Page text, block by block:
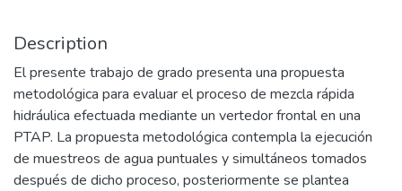
Description
El presente trabajo de grado presenta una propuesta
metodológica para evaluar el proceso de mezcla rápida
hidráulica efectuada mediante un vertedor frontal en una
PTAP. La propuesta metodológica contempla la ejecución
de muestreos de agua puntuales y simultáneos tomados
después de dicho proceso, posteriormente se plantea